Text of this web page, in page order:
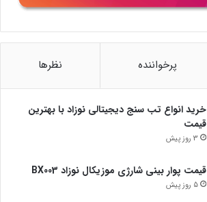
پرخواننده نظرها
خرید انواع تب سنج دیجیتالی نوزاد با بهترین
قیمت
3 روز پیش
قیمت پوار بینی شارژی موزیکال نوزاد BX003
5 روز پیش